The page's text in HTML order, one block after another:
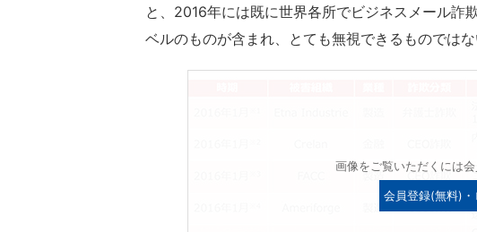
と、2016年には既に世界各所でビジネスメール詐
ベルのものが含まれ、とても無視できるものではな
画像をご覧いただくには
会員登録(無料)・